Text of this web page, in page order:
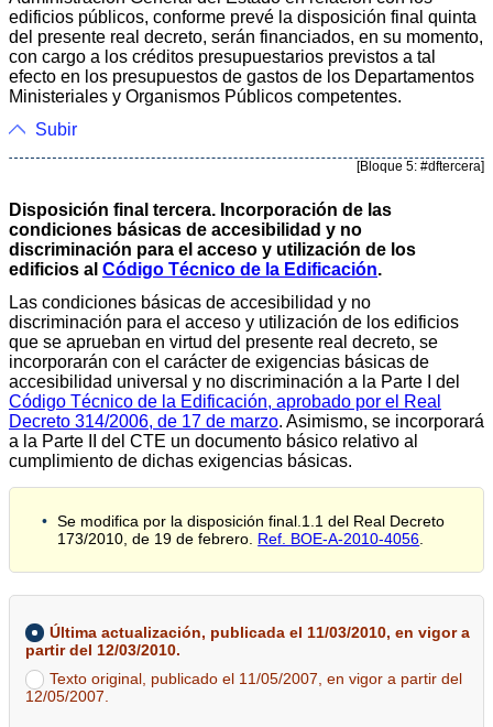
edificios públicos, conforme prevé la disposición final quinta
del presente real decreto, serán financiados, en su momento,
con cargo a los créditos presupuestarios previstos a tal
efecto en los presupuestos de gastos de los Departamentos
Ministeriales y Organismos Públicos competentes.
Subir
[Bloque 5: #dftercera]
Disposición final tercera. Incorporación de las
condiciones básicas de accesibilidad y no
discriminación para el acceso y utilización de los
edificios al Código Técnico de la Edificación.
Las condiciones básicas de accesibilidad y no
discriminación para el acceso y utilización de los edificios
que se aprueban en virtud del presente real decreto, se
incorporarán con el carácter de exigencias básicas de
accesibilidad universal y no discriminación a la Parte I del
Código Técnico de la Edificación, aprobado por el Real
Decreto 314/2006, de 17 de marzo. Asimismo, se incorporará
a la Parte II del CTE un documento básico relativo al
cumplimiento de dichas exigencias básicas.
Se modifica por la disposición final.1.1 del Real Decreto
173/2010, de 19 de febrero. Ref. BOE-A-2010-4056
Última actualización, publicada el 11/03/2010, en vigor a
partir del 12/03/2010.
Texto original, publicado el 11/05/2007, en vigor a partir del
12/05/2007.